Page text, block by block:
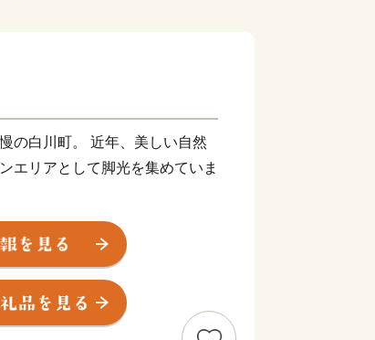
の白川町。 近年、美しい自然
エリアとして脚光を集めていま
材産業や、山間に流れる清流が
茶の栽培が盛ん。
のまち』としても有名です。